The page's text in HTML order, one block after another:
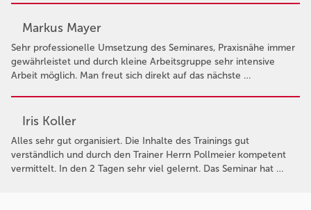
Markus Mayer
Sehr professionelle Umsetzung des Seminares, Praxisnähe immer
gewährleistet und durch kleine Arbeitsgruppe sehr intensive
Arbeit möglich. Man freut sich direkt auf das nächste …
Iris Koller
Alles sehr gut organisiert. Die Inhalte des Trainings gut
verständlich und durch den Trainer Herrn Pollmeier kompetent
vermittelt. In den 2 Tagen sehr viel gelernt. Das Seminar hat …